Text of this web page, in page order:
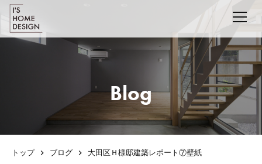
Blog
トップ ブログ 大田区Ｈ様邸建築レポート⑦壁紙